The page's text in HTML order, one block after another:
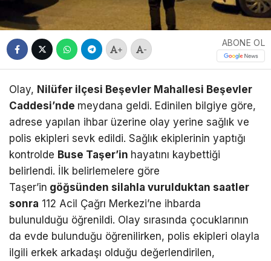
+ -
ABONE OL
Olay, Nilüfer ilçesi Beşevler Mahallesi Beşevler
Caddesi’nde meydana geldi. Edinilen bilgiye göre,
adrese yapılan ihbar üzerine olay yerine sağlık ve
polis ekipleri sevk edildi. Sağlık ekiplerinin yaptığı
kontrolde Buse Taşer’in hayatını kaybettiği
belirlendi. İlk belirlemelere göre
Taşer’in göğsünden silahla vurulduktan saatler
sonra 112 Acil Çağrı Merkezi’ne ihbarda
bulunulduğu öğrenildi. Olay sırasında çocuklarının
da evde bulunduğu öğrenilirken, polis ekipleri olayla
ilgili erkek arkadaşı olduğu değerlendirilen,